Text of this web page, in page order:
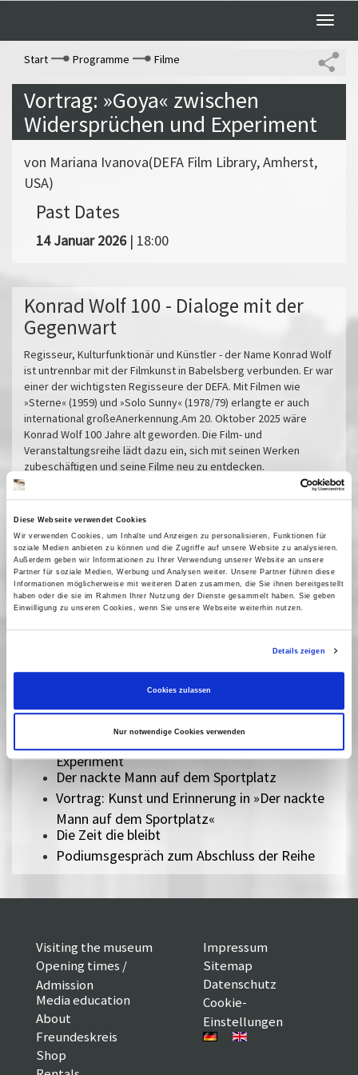
Diese Webseite verwendet Cookies
Wir verwenden Cookies, um Inhalte und Anzeigen zu personalisieren, Funktionen für
soziale Medien anbieten zu können und die Zugriffe auf unsere Website zu analysieren.
Außerdem geben wir Informationen zu Ihrer Verwendung unserer Website an unsere
Partner für soziale Medien, Werbung und Analysen weiter. Unsere Partner führen diese
Informationen möglicherweise mit weiteren Daten zusammen, die Sie ihnen bereitgestellt
haben oder die sie im Rahmen Ihrer Nutzung der Dienste gesammelt haben. Sie geben
Einwilligung zu unseren Cookies, wenn Sie unsere Webseite weiterhin nutzen.
Details zeigen
Cookies zulassen
Nur notwendige Cookies verwenden
Toggle
Start
Programme Filme
Vortrag: »Goya« zwischen
Widersprüchen und Experiment
von Mariana Ivanova(DEFA Film Library, Amherst,
USA)
Past Dates
14 Januar 2026| 18:00
Konrad Wolf 100 - Dialoge mit der
Gegenwart
Regisseur, Kulturfunktionär und Künstler - der Name Konrad Wolf
ist untrennbar mit der Filmkunst in Babelsberg verbunden. Er war
einer der wichtigsten Regisseure der DEFA. Mit Filmen wie
»Sterne« (1959) und »Solo Sunny« (1978/79) erlangte er auch
international großeAnerkennung.Am 20. Oktober 2025 wäre
Konrad Wolf 100 Jahre alt geworden. Die Film- und
Veranstaltungsreihe lädt dazu ein, sich mit seinen Werken
zubeschäftigen und seine Filme neu zu entdecken.
Eine Veranstaltungsreihe der Filmuniversität Babelsberg
KONRAD WOLF und des Filmmuseums Potsdam in Kooperation
mit der DEFA-Stiftung und dem Brandenburgischen Zentrum für
Medienwissenschaften (ZeM)
Mit freundlicher Unterstützung durch den Bundesverband
kommunale Filmarbeit e.V.
Professor Mamlock
Vortrag: Auf anderen Wegen. Rückblicke auf
Vortrag: Was bleibt - »Ich war neunzehn« als
Goya
Vortrag: »Goya« zwischen Widersprüchen und
Experiment
Der nackte Mann auf dem Sportplatz
Vortrag: Kunst und Erinnerung in »Der nackte
Mann auf dem Sportplatz«
Die Zeit die bleibt
Podiumsgespräch zum Abschluss der Reihe
Visiting the museum
Opening times /
Admission
Media education
About
Freundeskreis
Shop
Impressum
Sitemap
Datenschutz
Cookie-
Einstellungen